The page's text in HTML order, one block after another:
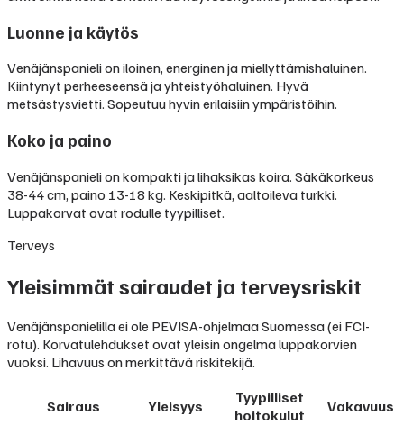
Luonne ja käytös
Venäjänspanieli on iloinen, energinen ja miellyttämishaluinen.
Kiintynyt perheeseensä ja yhteistyöhaluinen. Hyvä
metsästysvietti. Sopeutuu hyvin erilaisiin ympäristöihin.
Koko ja paino
Venäjänspanieli on kompakti ja lihaksikas koira. Säkäkorkeus
38-44 cm, paino 13-18 kg. Keskipitkä, aaltoileva turkki.
Luppakorvat ovat rodulle tyypilliset.
Terveys
Yleisimmät sairaudet ja terveysriskit
Venäjänspanielilla ei ole PEVISA-ohjelmaa Suomessa (ei FCI-
rotu). Korvatulehdukset ovat yleisin ongelma luppakorvien
vuoksi. Lihavuus on merkittävä riskitekijä.
Sairaus Yleisyys
Tyypilliset
hoitokulut
Vakavuus